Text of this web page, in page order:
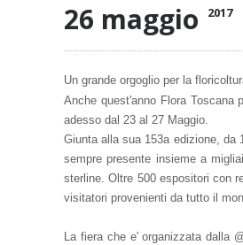
26 maggio 2017
Un grande orgoglio per la
Anche quest'anno Flora Toscana
adesso dal 23 al 27 Maggio.
Giunta alla sua 153a edizione, da
sempre presente insieme a
sterline. Oltre 500 espositori con
visitatori provenienti da tutto il
La fiera che e' organizzata dalla